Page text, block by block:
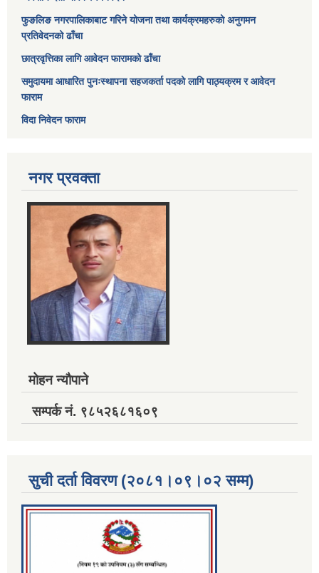
फुङलिङ नगरपालिकाबाट गरिने योजना तथा कार्यक्रमहरुको अनुगमन
प्रतिवेदनको ढाँचा
छात्रवृत्तिका लागि आवेदन फारामको ढाँचा
समुदायमा आधारित पुनःस्थापना सहजकर्ता पदको लागि पाठ्यक्रम र आवेदन
फाराम
विदा निवेदन फाराम
नगर प्रवक्ता
मोहन न्यौपाने
सम्पर्क नं. ९८५२६८१६०९
सुची दर्ता विवरण (२०८१।०९।०२ सम्म)